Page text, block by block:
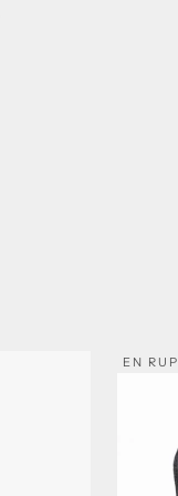
for Mass Transit :
EN